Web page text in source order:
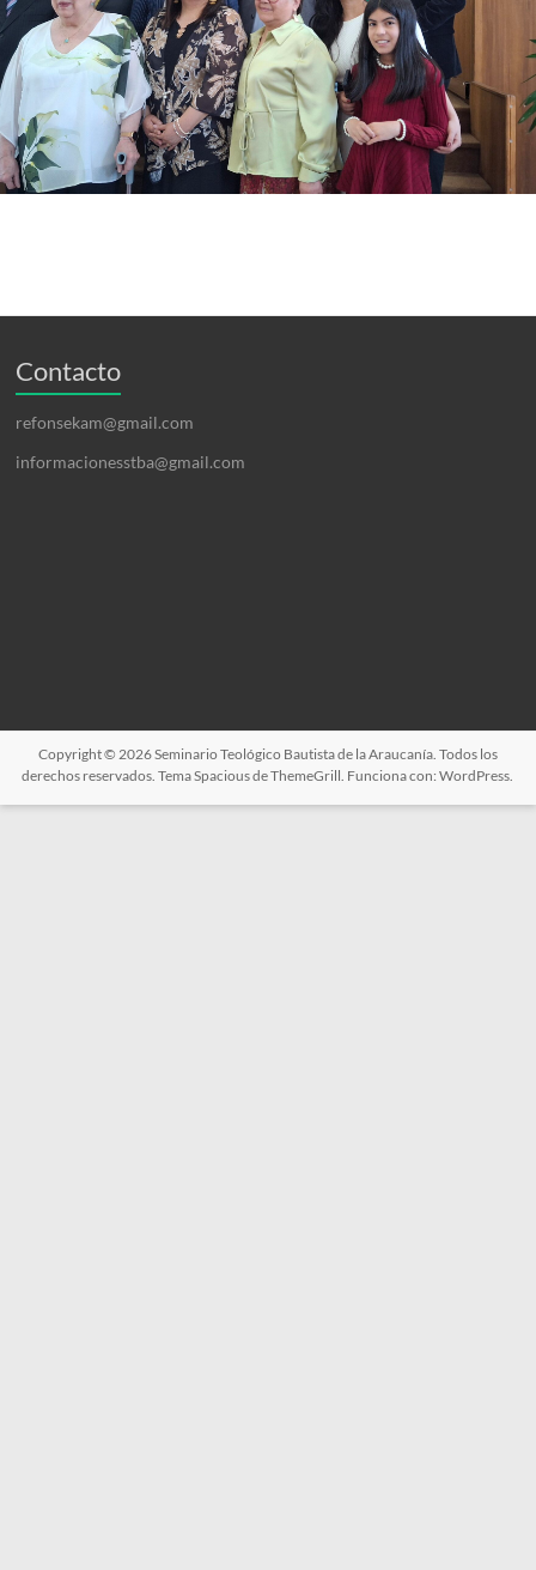
Contacto
refonsekam@gmail.com
informacionesstba@gmail.com
Copyright © 2026Seminario Teológico Bautista de la Araucanía. Todos los
derechos reservados. TemaSpaciousde ThemeGrill. Funciona con:WordPress